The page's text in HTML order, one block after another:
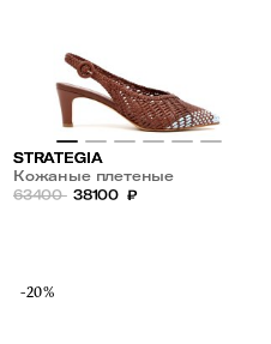
STRATEGIA
Кожаные плетеные
босоножки
63400 38100 ₽
-20%